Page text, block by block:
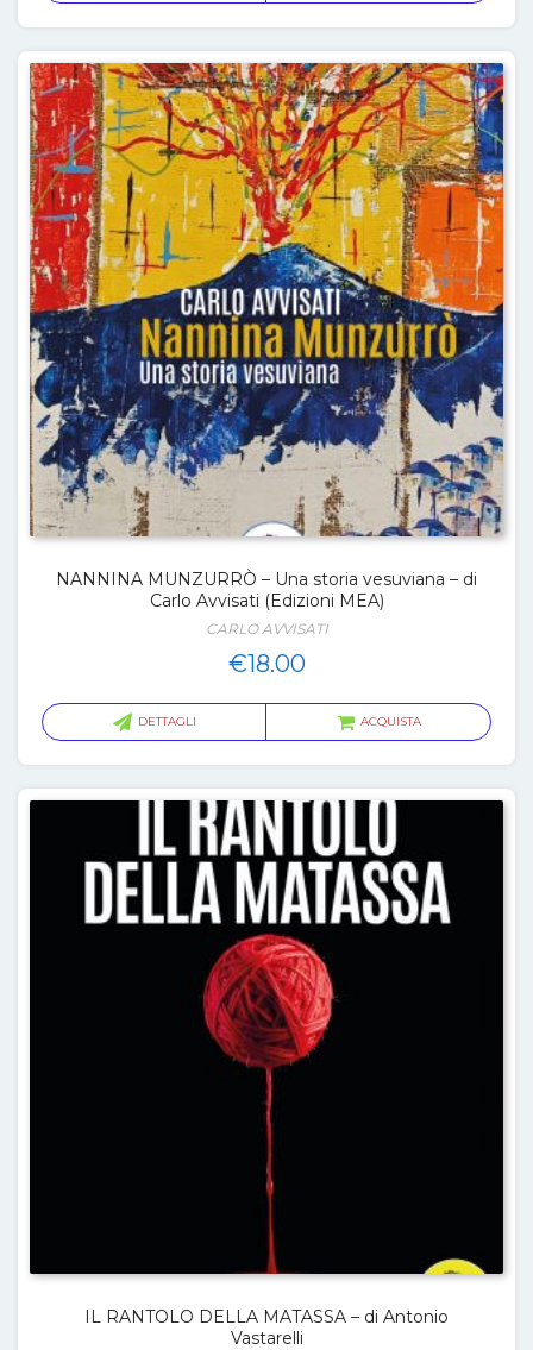
NANNINA MUNZURRÒ – Una storia vesuviana – di
Carlo Avvisati (Edizioni MEA)
CARLO AVVISATI
€18.00
DETTAGLI ACQUISTA
IL RANTOLO DELLA MATASSA – di Antonio
Vastarelli